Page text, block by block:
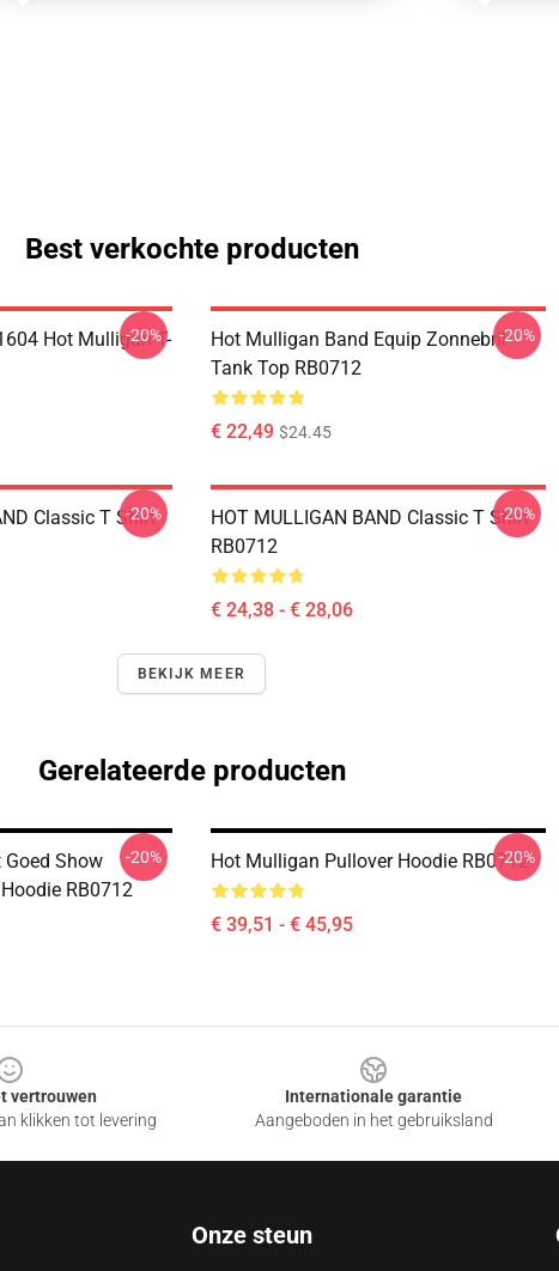
Best verkochte producten
Hot Mulligan T-
-20%
Hot Mulligan Band Equip Zonnebril
Tank Top RB0712
€ 22,49 $24.45
-20%
Classic T Shirt
-20%
HOT MULLIGAN BAND Classic T Shirt
RB0712
€ 24,38 - € 28,06
-20%
BEKIJK MEER
Gerelateerde producten
Show
RB0712
-20% Hot Mulligan Pullover Hoodie RB0712
€ 39,51 - € 45,95
-20%
vertrouwen
klikken tot levering
Internationale garantie
Aangeboden in het gebruiksland
Onze steun